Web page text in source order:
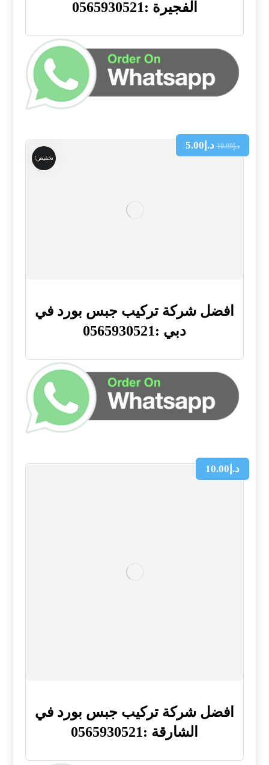
الفجيرة :0565930521
تخفيض!
افضل شركة تركيب جبس بورد في
دبي :0565930521
د.إ10.00 د.إ 5.00
افضل شركة تركيب جبس بورد في
الشارقة :0565930521
د.إ 10.00